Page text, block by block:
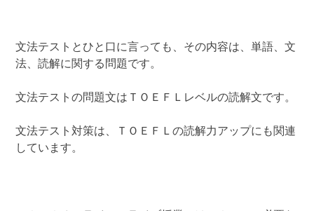
文法テストとひと口に言っても、その内容は、単語、文
法、読解に関する問題です。
文法テストの問題文はＴＯＥＦＬレベルの読解文です。
文法テスト対策は、ＴＯＥＦＬの読解力アップにも関連
しています。